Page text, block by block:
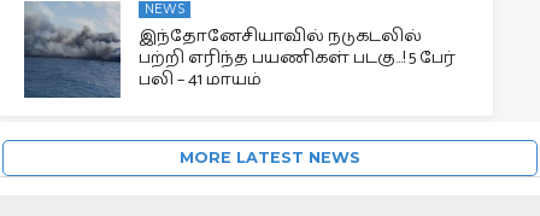
NEWS
இந்தோனேசியாவில் நடுகடலில்
பற்றி எரிந்த பயணிகள் படகு…! 5 பேர்
பலி – 41 மாயம்
MORE LATEST NEWS